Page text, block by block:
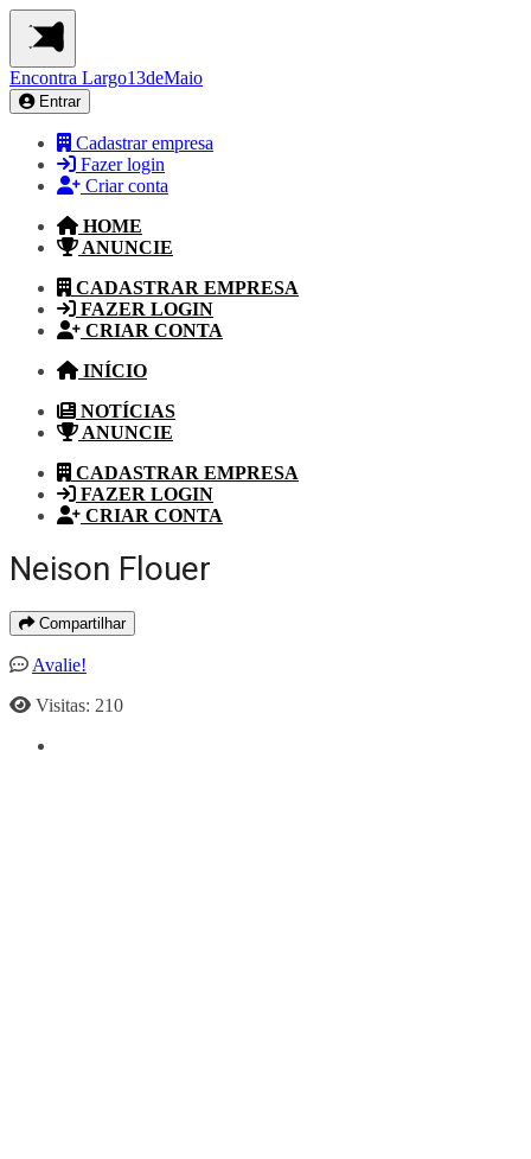
Encontra Largo13deMaio
Entrar
Cadastrar empresa
Fazer login
Criar conta
HOME
ANUNCIE
CADASTRAR EMPRESA
FAZER LOGIN
CRIAR CONTA
INÍCIO
NOTÍCIAS
ANUNCIE
CADASTRAR EMPRESA
FAZER LOGIN
CRIAR CONTA
Neison Flouer
Compartilhar
Avalie!
Visitas: 210